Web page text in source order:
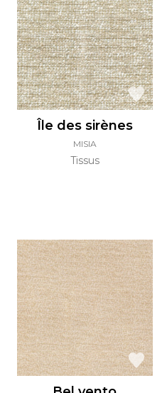
Île des sirènes
MISIA
Tissus